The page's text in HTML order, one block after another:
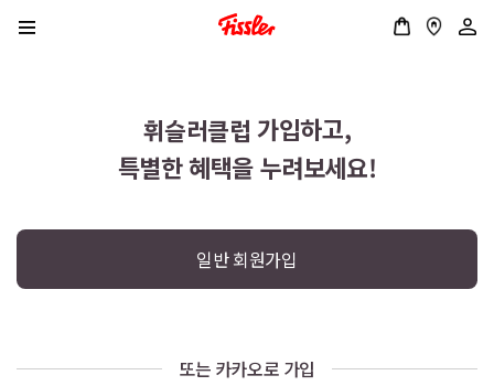
휘슬러클럽 가입하고,
특별한 혜택을 누려보세요!
일반 회원가입
또는 카카오로 가입